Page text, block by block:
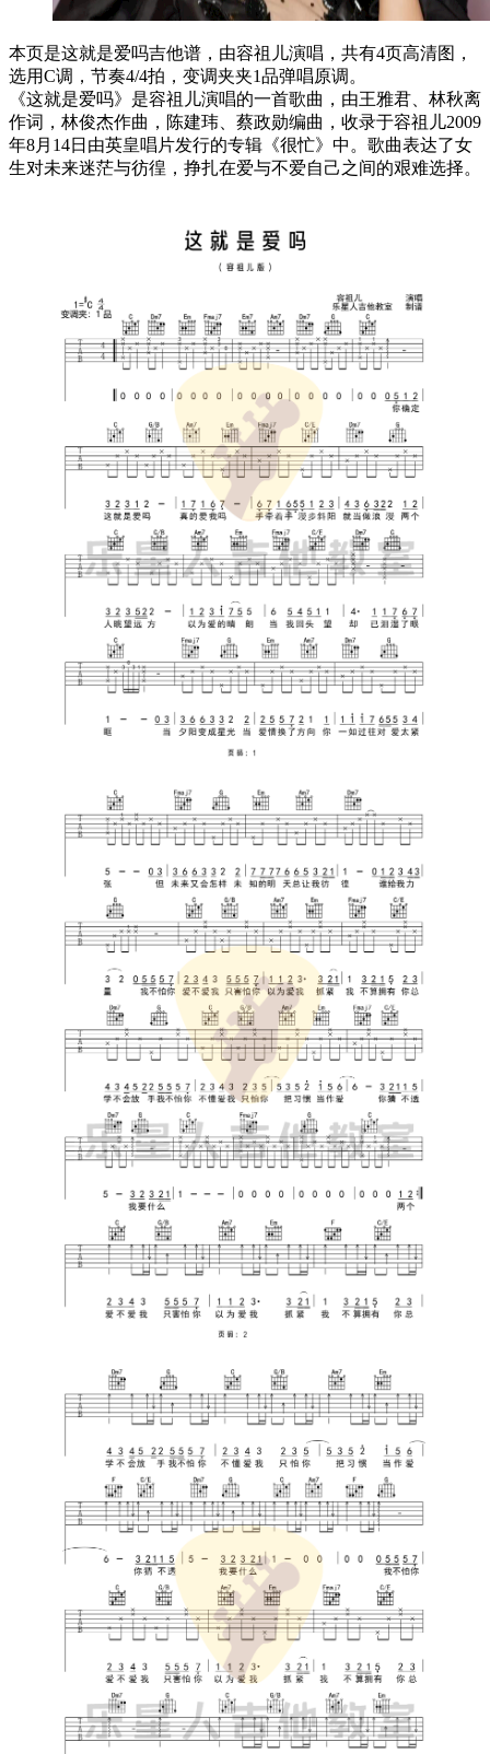
本页是这就是爱吗吉他谱，由容祖儿演唱，共有4页高清图，
选用C调，节奏4/4拍，变调夹夹1品弹唱原调。
《这就是爱吗》是容祖儿演唱的一首歌曲，由王雅君、林秋离
作词，林俊杰作曲，陈建玮、蔡政勋编曲，收录于容祖儿2009
年8月14日由英皇唱片发行的专辑《很忙》中。歌曲表达了女
生对未来迷茫与彷徨，挣扎在爱与不爱自己之间的艰难选择。